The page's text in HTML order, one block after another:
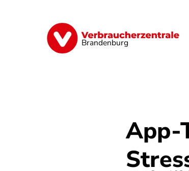
Brandenburg
Finanzen Digitales
App-